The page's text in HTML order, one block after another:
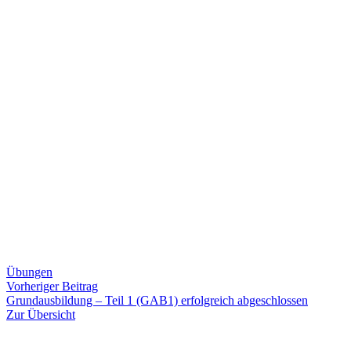
Übungen
Beitragsnavigation
Vorheriger BeitragVorheriger
Beitrag:
Grundausbildung – Teil 1 (GAB1) erfolgreich abgeschlossen
Zur Übersicht